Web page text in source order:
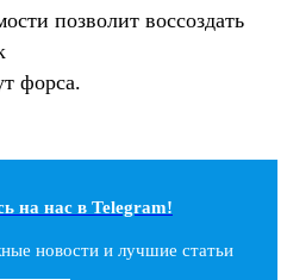
позволит воссоздать
форса.
на наc в Telegram!
новости и лучшие статьи